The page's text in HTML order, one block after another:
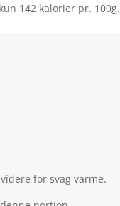
142 kalorier pr. 100g.
for svag varme.